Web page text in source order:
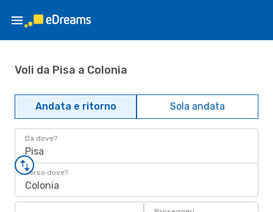
Voli da Pisa a Colonia
Andata e ritorno Sola andata
Da dove?
Pisa
Verso dove?
Colonia